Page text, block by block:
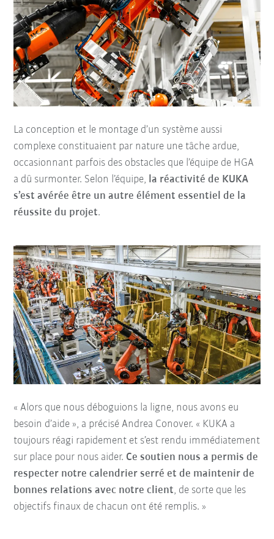
La conception et le montage d’un système aussi
complexe constituaient par nature une tâche ardue,
occasionnant parfois des obstacles que l’équipe de HGA
a dû surmonter. Selon l’équipe, la réactivité de KUKA
s’est avérée être un autre élément essentiel de la
réussite du projet.
« Alors que nous déboguions la ligne, nous avons eu
besoin d’aide », a précisé Andrea Conover. « KUKA a
toujours réagi rapidement et s’est rendu immédiatement
sur place pour nous aider. Ce soutien nous a permis de
respecter notre calendrier serré et de maintenir de
bonnes relations avec notre client, de sorte que les
objectifs finaux de chacun ont été remplis. »